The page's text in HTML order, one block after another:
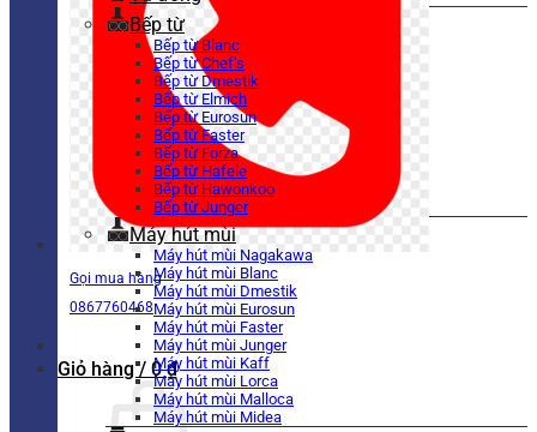
Gọi mua hàng
0867760468
Giỏ hàng / 0₫
Bếp từ
Bếp từ Blanc
Bếp từ Chef’s
Bếp từ Dmestik
Bếp từ Elmich
Bếp từ Eurosun
Bếp từ Faster
Bếp từ Forza
Bếp từ Hafele
Bếp từ Hawonkoo
Bếp từ Junger
Máy hút mùi
Máy hút mùi Nagakawa
Máy hút mùi Blanc
Máy hút mùi Dmestik
Máy hút mùi Eurosun
Máy hút mùi Faster
Máy hút mùi Junger
Máy hút mùi Kaff
Máy hút mùi Lorca
Máy hút mùi Malloca
Máy hút mùi Midea